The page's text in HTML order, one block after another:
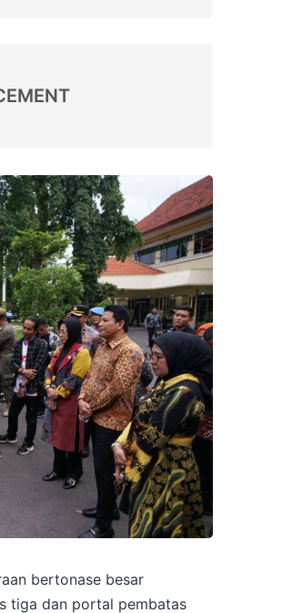
bertonase besar
tiga dan portal pembatas